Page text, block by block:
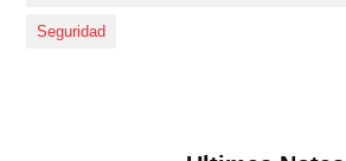
Seguridad